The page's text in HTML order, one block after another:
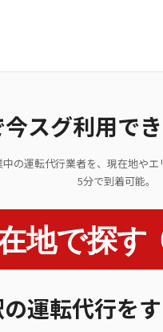
スグ利用で
の運転代行業者を、現在地や
5分で到着可能。
運転代行を